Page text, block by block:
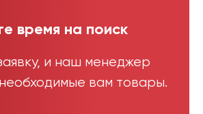
время на поиск
и наш менеджер
вам товары.